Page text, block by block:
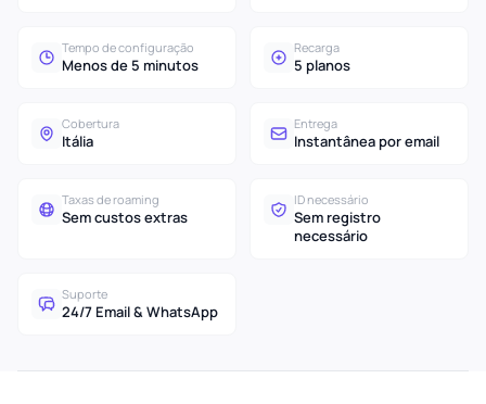
Tempo de configuração
Menos de 5 minutos
Recarga
5 planos
Cobertura
Itália
Entrega
Instantânea por email
Taxas de roaming
Sem custos extras
ID necessário
Sem registro
necessário
Suporte
24/7 Email & WhatsApp